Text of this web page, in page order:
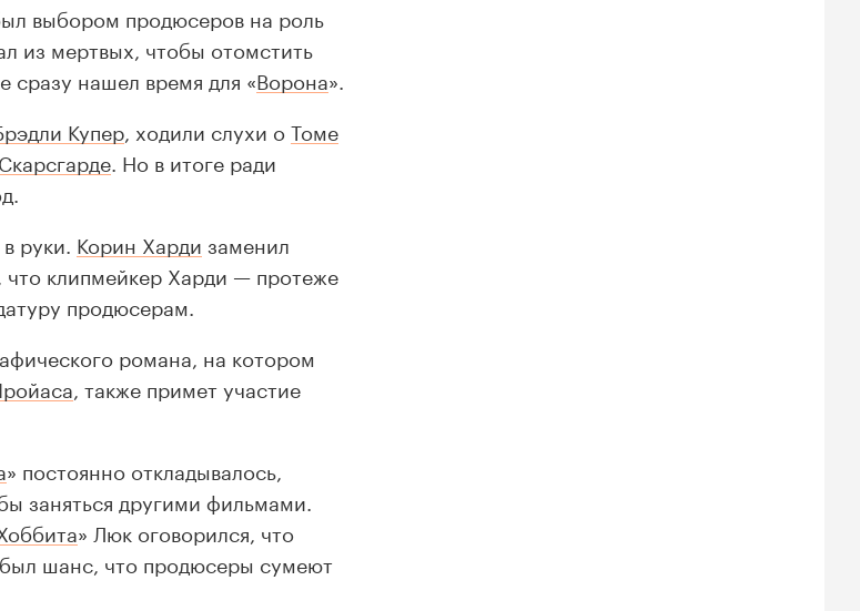
выбором продюсеров на роль
из мертвых, чтобы отомстить
сразу нашел время для «Ворона».
Купер , ходили слухи оТоме
. Но в итоге ради
руки. Корин Харди заменил
что клипмейкер Харди — протеже
продюсерам.
романа, на котором
, также примет участие
» постоянно откладывалось,
заняться другими фильмами.
» Люк оговорился, что
был шанс, что продюсеры сумеют